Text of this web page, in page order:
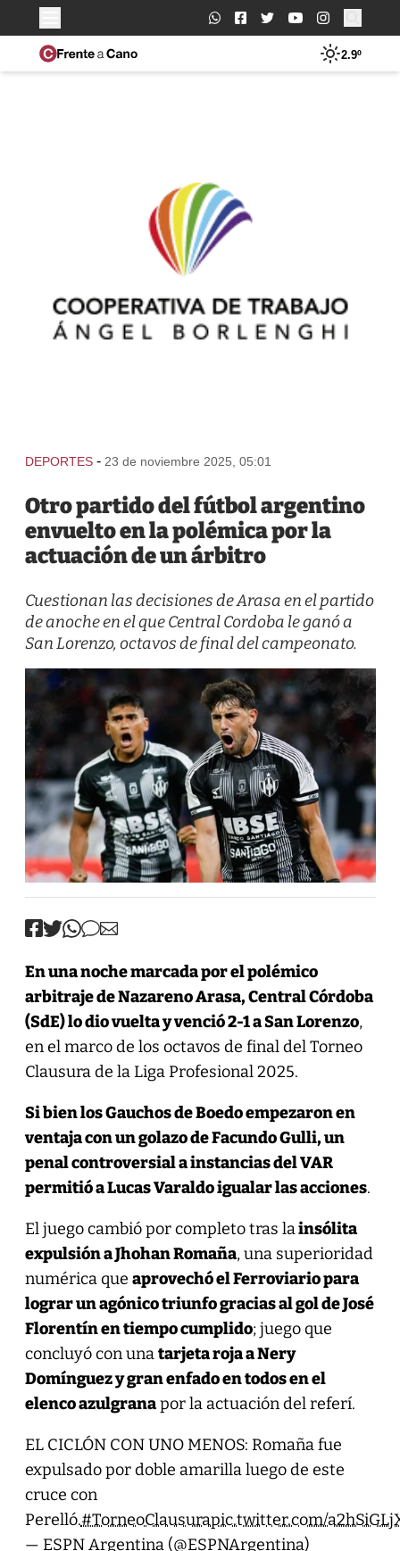
Buscar:
2.9º
DEPORTES - 23 de noviembre 2025, 05:01
Otro partido del fútbol argentino
envuelto en la polémica por la
actuación de un árbitro
Cuestionan las decisiones de Arasa en el partido
de anoche en el que Central Cordoba le ganó a
San Lorenzo, octavos de final del campeonato.
En una noche marcada por elpolémico
arbitraje de Nazareno Arasa, Central Córdoba
(SdE) lo dio vuelta y venció 2-1 a San Lorenzo,
en el marco de los octavos de final del Torneo
Clausura de la Liga Profesional 2025.
Si bien los Gauchos de Boedo empezaron en
ventaja con un golazo de Facundo Gulli, un
penal controversial a instancias del VAR
permitió a Lucas Varaldo igualar las acciones.
El juego cambió por completo tras lainsólita
expulsión a Jhohan Romaña, una superioridad
numérica que aprovechó el Ferroviario para
lograr un agónico triunfo gracias al gol de José
Florentín en tiempo cumplido; juego que
concluyó con unatarjeta roja a Nery
Domínguez y gran enfado en todos en el
elenco azulgranapor la actuación del referí.
EL CICLÓN CON UNO MENOS: Romaña fue
expulsado por doble amarilla luego de este
cruce con
Perelló.#TorneoClausurapic.twitter.com/
— ESPN Argentina (@ESPNArgentina)